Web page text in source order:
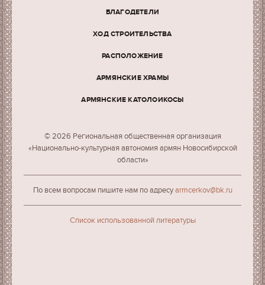
БЛАГОДЕТЕЛИ
ХОД СТРОИТЕЛЬСТВА
РАСПОЛОЖЕНИЕ
АРМЯНСКИЕ ХРАМЫ
АРМЯНСКИЕ КАТОЛОИКОСЫ
© 2026 Региональная общественная организация
«Национально-культурная автономия армян Новосибирской
области»
По всем вопросам пишите нам по адресуarmcerkov@bk.ru
Cписок использованной литературы